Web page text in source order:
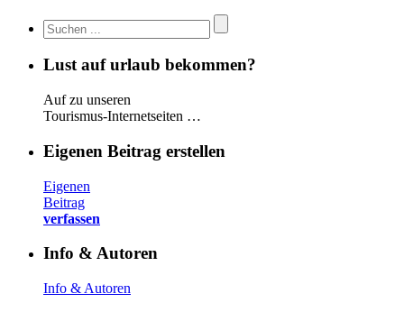
Lust auf urlaub bekommen?
Auf zu unseren
Tourismus-Internetseiten …
Eigenen Beitrag erstellen
Eigenen
Beitrag
verfassen
Info & Autoren
Info & Autoren